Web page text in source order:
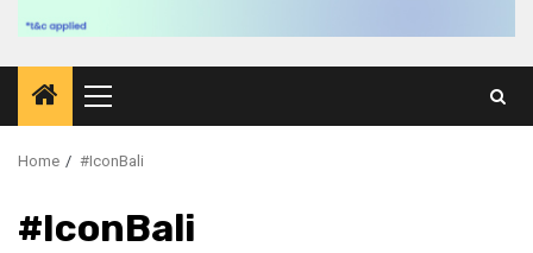
Primary
Menu
Home #IconBali
#IconBali